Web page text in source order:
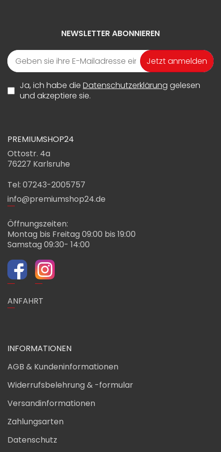
NEWSLETTER ABONNIEREN
Jetzt anmelden
Ja, ich habe die Datenschutzerklärung gelesen
und akzeptiere sie.
PREMIUMSHOP24
Ottostr. 4a
76227 Karlsruhe
Tel: 07243-2005757
info@premiumshop24.de
Öffnungszeiten:
Montag bis Freitag 09:00 bis 19:00
Samstag 09:30- 14:00
ANFAHRT
INFORMATIONEN
AGB & Kundeninformationen
Widerrufsbelehrung & -formular
Versandinformationen
Zahlungsarten
Datenschutz